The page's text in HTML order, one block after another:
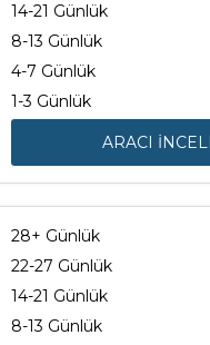
14-21 Günlük
8-13 Günlük
4-7 Günlük
1-3 Günlük
ARACI
28+ Günlük
22-27 Günlük
14-21 Günlük
8-13 Günlük